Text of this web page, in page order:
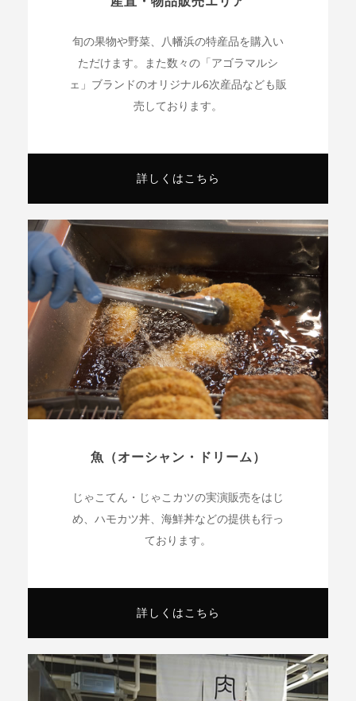
旬の果物や野菜、八幡浜の特産品を購入い
ただけます。また数々の「アゴラマルシ
ェ」ブランドのオリジナル6次産品なども販
売しております。
詳しくはこちら
魚（オーシャン・ドリーム）
じゃこてん・じゃこカツの実演販売をはじ
め、ハモカツ丼、海鮮丼などの提供も行っ
ております。
詳しくはこちら